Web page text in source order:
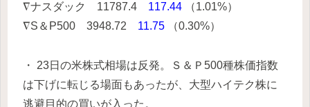
∇ナスダック 11787.4 117.44 （1.01%）
∇S＆P500 3948.72 11.75 （0.30%）
・ 23日の米株式相場は反発。Ｓ＆Ｐ500種株価指数
は下げに転じる場面もあったが、大型ハイテク株に
逃避目的の買いが入った。